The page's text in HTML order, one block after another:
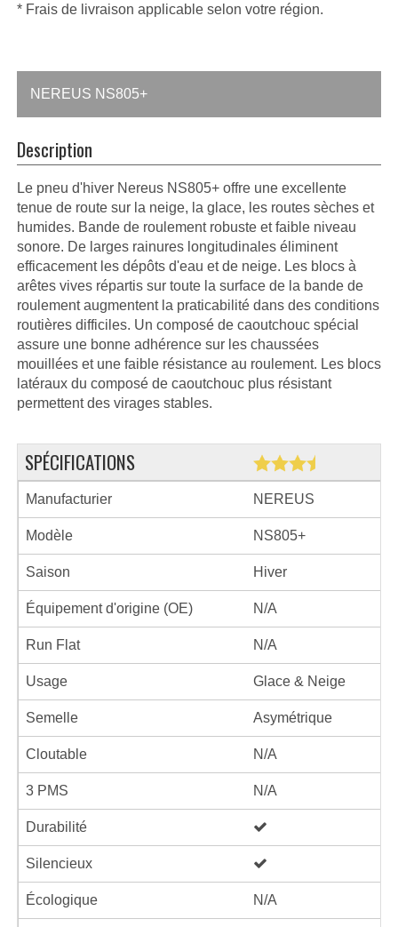
* Frais de livraison applicable selon votre région.
NEREUS NS805+
Description
Le pneu d'hiver Nereus NS805+ offre une excellente
tenue de route sur la neige, la glace, les routes sèches et
humides. Bande de roulement robuste et faible niveau
sonore. De larges rainures longitudinales éliminent
efficacement les dépôts d'eau et de neige. Les blocs à
arêtes vives répartis sur toute la surface de la bande de
roulement augmentent la praticabilité dans des conditions
routières difficiles. Un composé de caoutchouc spécial
assure une bonne adhérence sur les chaussées
mouillées et une faible résistance au roulement. Les blocs
latéraux du composé de caoutchouc plus résistant
permettent des virages stables.
SPÉCIFICATIONS
Manufacturier NEREUS
Modèle NS805+
Saison Hiver
Équipement d'origine (OE) N/A
Run Flat N/A
Usage Glace & Neige
Semelle Asymétrique
Cloutable N/A
3 PMS N/A
Durabilité
Silencieux
Écologique N/A